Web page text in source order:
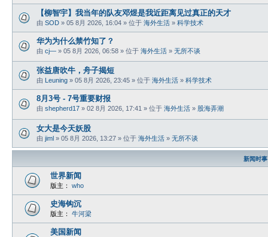
【柳智宇】我当年的队友邓煜是我近距离见过真正的天才
由 SOD » 05 8月 2026, 16:04 » 位于 海外生活 » 科学技术
华为为什么禁竹知了？
由 cj— » 05 8月 2026, 06:58 » 位于 海外生活 » 无所不谈
张益唐吹牛，舟子揭短
由 Leuning » 05 8月 2026, 23:45 » 位于 海外生活 » 科学技术
8月3号 - 7号重要财报
由 shepherd17 » 02 8月 2026, 17:41 » 位于 海外生活 » 股海弄潮
女大是今天妖股
由 jiml » 05 8月 2026, 13:27 » 位于 海外生活 » 无所不谈
新闻时事
世界新闻
版主： who
史海钩沉
版主： 牛河梁
美国新闻